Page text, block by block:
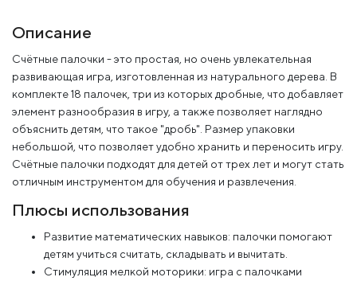
Описание
Счётные палочки - это простая, но очень увлекательная
развивающая игра, изготовленная из натурального дерева. В
комплекте 18 палочек, три из которых дробные, что добавляет
элемент разнообразия в игру, а также позволяет наглядно
объяснить детям, что такое "дробь". Размер упаковки
небольшой, что позволяет удобно хранить и переносить игру.
Счётные палочки подходят для детей от трех лет и могут стать
отличным инструментом для обучения и развлечения.
Плюсы использования
Развитие математических навыков: палочки помогают
детям учиться считать, складывать и вычитать.
Стимуляция мелкой моторики: игра с палочками